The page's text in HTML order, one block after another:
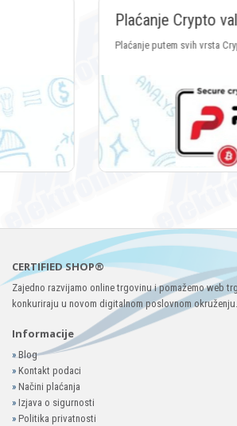
Plaćanje Crypto valutama
Plaćanje putem svih vrsta Crypto valuta
CERTIFIED SHOP®
Zajedno razvijamo online trgovinu i pomažemo web
konkuriraju u novom digitalnom poslovnom okruženju.
Informacije
»Blog
» Kontakt podaci
» Načini plaćanja
» Izjava o sigurnosti
» Politika privatnosti